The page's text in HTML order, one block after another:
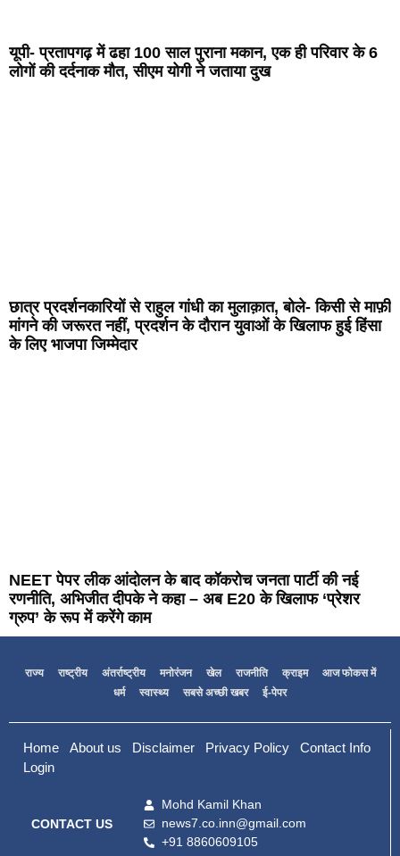
यूपी- प्रतापगढ़ में ढहा 100 साल पुराना मकान, एक ही परिवार के 6
लोगों की दर्दनाक मौत, सीएम योगी ने जताया दुख
छात्र प्रदर्शनकारियों से राहुल गांधी का मुलाक़ात, बोले- किसी से माफ़ी
मांगने की जरूरत नहीं, प्रदर्शन के दौरान युवाओं के खिलाफ हुई हिंसा
के लिए भाजपा जिम्मेदार
NEET पेपर लीक आंदोलन के बाद कॉकरोच जनता पार्टी की नई
रणनीति, अभिजीत दीपके ने कहा – अब E20 के खिलाफ ‘प्रेशर
ग्रुप’ के रूप में करेंगे काम
राज्य राष्ट्रीय अंतर्राष्ट्रीय मनोरंजन खेल राजनीति क्राइम
आज फोकस में
धर्म
स्वास्थ्य सबसे अच्छी खबर ई-पेपर
Home About us Disclaimer Privacy Policy
Contact Info
Login
CONTACT US
Mohd Kamil Khan
news7.co.inn@gmail.com
+91 8860609105